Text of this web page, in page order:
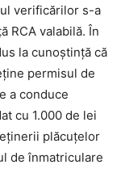
verificărilor s-a
RCA valabilă. În
la cunoștință că
permisul de
a conduce
cu 1.000 de lei
plăcuțelor
de înmatriculare